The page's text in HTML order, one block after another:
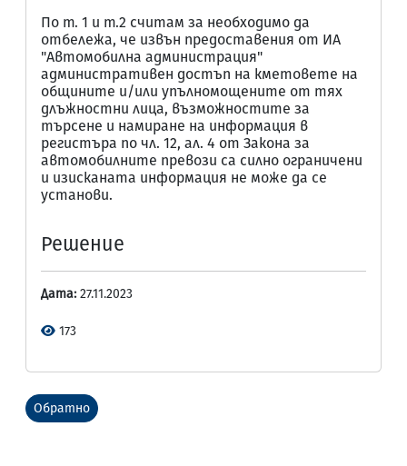
По т. 1 и т.2 считам за необходимо да
отбележа, че извън предоставения от ИА
"Автомобилна администрация"
административен достъп на кметовете на
общините и/или упълномощените от тях
длъжностни лица, възможностите за
търсене и намиране на информация в
регистъра по чл. 12, ал. 4 от Закона за
автомобилните превози са силно ограничени
и изисканата информация не може да се
установи.
Решение
Дата: 27.11.2023
173
Обратно